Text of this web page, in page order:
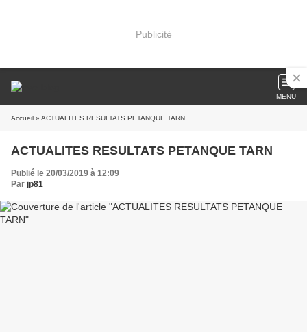
Publicité
MENU
Accueil » ACTUALITES RESULTATS PETANQUE TARN
ACTUALITES RESULTATS PETANQUE TARN
Publié le 20/03/2019 à 12:09
Par jp81